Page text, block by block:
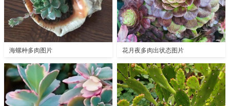
海螺种多肉图片 花月夜多肉出状态图片